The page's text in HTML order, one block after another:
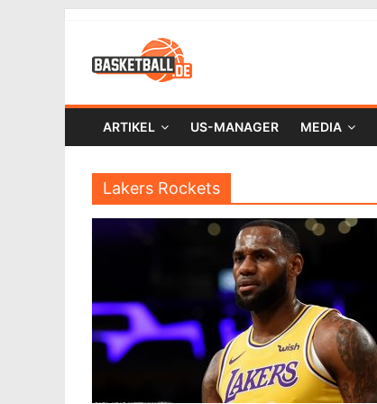
ARTIKEL US-MANAGER MEDIA
Lakers Rockets